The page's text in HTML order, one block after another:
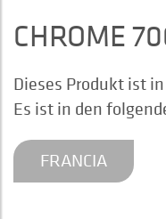
CHROME
Dieses Produkt ist in
Es ist in den
FRANCIA